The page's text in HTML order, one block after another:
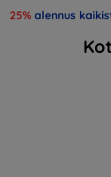
25% alennus